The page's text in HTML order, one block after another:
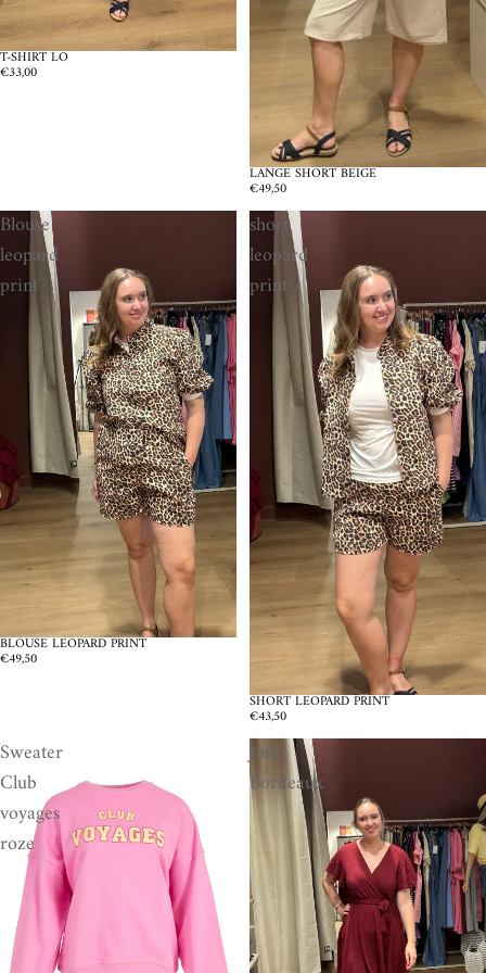
T-SHIRT LO
€33,00
LANGE SHORT BEIGE
€49,50
Blouse
leopard
print
BLOUSE LEOPARD PRINT
€49,50
short
leopard
print
SHORT LEOPARD PRINT
€43,50
Sweater
Club
voyages
roze
Jurk
Bordeaux